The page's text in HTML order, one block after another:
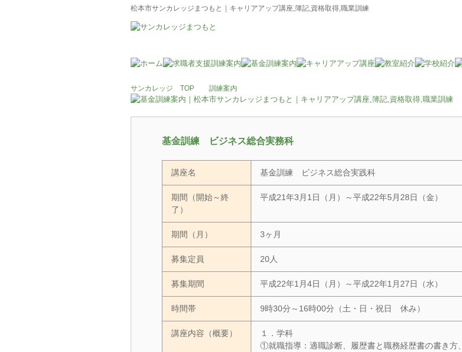
松本市サンカレッジまつもと｜キャリアアップ講座,簿記,資格取得,職業訓練
サンカレッジ TOP 訓練案内
基金訓練 ビジネス総合実務科
講座名 基金訓練 ビジネス総合実践科
期間（開始～終
了）
平成21年3月1日（月）～平成22年5月28日（金）
期間（月） 3ヶ月
募集定員 20人
募集期間 平成22年1月4日（月）～平成22年1月27日（水）
時間帯 9時30分～16時00分（土・日・祝日 休み）
講座内容（概要）
１．学科
①就職指導：適職診断、履歴書と職務経歴書の書き方、